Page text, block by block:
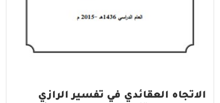
الاتجاه العقائدي في تفسير الرازي